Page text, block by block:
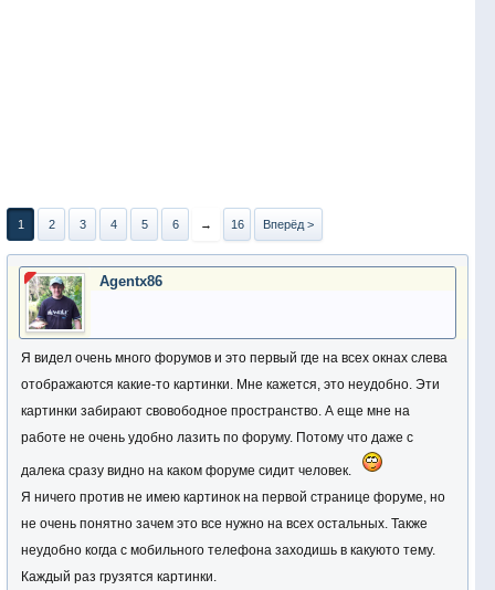
1 2 3 4 5 6 → 16 Вперёд >
Agentx86
Я видел очень много форумов и это первый где на всех окнах слева
отображаются какие-то картинки. Мне кажется, это неудобно. Эти
картинки забирают свовободное пространство. А еще мне на
работе не очень удобно лазить по форуму. Потому что даже с
далека сразу видно на каком форуме сидит человек.
Я ничего против не имею картинок на первой странице форуме, но
не очень понятно зачем это все нужно на всех остальных. Также
неудобно когда с мобильного телефона заходишь в какуюто тему.
Каждый раз грузятся картинки.